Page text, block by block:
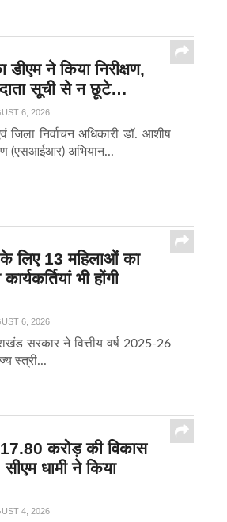
ने किया निरीक्षण,
सूची से न छूटे…
6, 2026
जिला निर्वाचन अधिकारी डॉ. आशीष
(एसआईआर) अभियान...
के लिए 13 महिलाओं का
भी होंगी
6, 2026
सरकार ने वित्तीय वर्ष 2025-26
स्त्री...
17.80 करोड़ की विकास
धामी ने किया
4, 2026